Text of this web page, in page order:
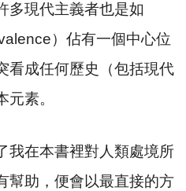
多現代主義者也是如
）佔有一個中心位
看成任何歷史（包括現代
素。
在本書裡對人類處境所
幫助，便會以最直接的方